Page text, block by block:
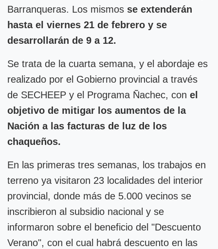
Barranqueras. Los mismos se extenderán
hasta el viernes 21 de febrero y se
desarrollarán de 9 a 12.
Se trata de la cuarta semana, y el abordaje es
realizado por el Gobierno provincial a través
de SECHEEP y el Programa Ñachec, con el
objetivo de mitigar los aumentos de la
Nación a las facturas de luz de los
chaqueños.
En las primeras tres semanas, los trabajos en
terreno ya visitaron 23 localidades del interior
provincial, donde más de 5.000 vecinos se
inscribieron al subsidio nacional y se
informaron sobre el beneficio del "Descuento
Verano", con el cual habrá descuento en las